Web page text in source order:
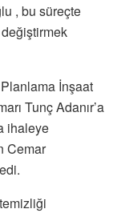
, bu süreçte
İnşaat
Tunç Adanır’a
ihaleye
Cemar